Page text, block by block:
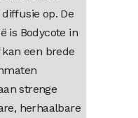
op. De
is Bodycote in
een brede
strenge
herhaalbare